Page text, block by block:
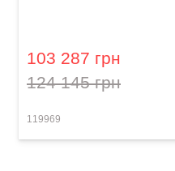
103 287 грн
124 145 грн
119969